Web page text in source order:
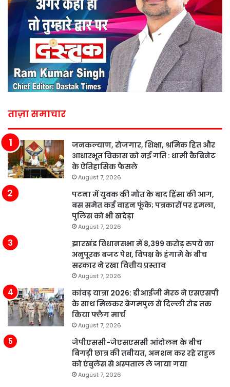
ताज़ा समाचार
जनकल्याण, रोजगार, शिक्षा, श्रमिक हित और
आधारभूत विकास को नई गति : धामी कैबिनेट
के ऐतिहासिक फैसले
August 7, 2026
पटना में युवक की मौत के बाद हिंसा की आग,
बस समेत कई वाहन फूंके; पत्रकारों पर हमला,
पुलिस को भी खदेड़ा
August 7, 2026
झारखंड विधानसभा में 8,399 करोड़ रुपये का
अनुपूरक बजट पेश, विपक्ष के हंगामे के बीच
सरकार ने रखा वित्तीय प्रस्ताव
August 7, 2026
कांवड़ यात्रा 2026: डीआईजी मेरठ ने एसएसपी
के साथ मिलकर बेगमपुल से दिल्ली रोड तक
किया फ्लैग मार्च
August 7, 2026
जेपीएससी-जेएसएससी आंदोलन के बीच
बिगड़ी छात्र की तबीयत, अनशन कर रहे राहुल
को एंबुलेंस से अस्पताल ले जाया गया
August 7, 2026